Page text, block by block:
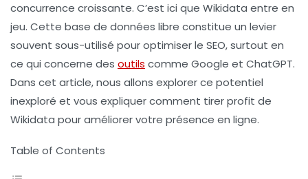
concurrence croissante. C’est ici que Wikidata entre en
jeu. Cette base de données libre constitue un levier
souvent sous-utilisé pour optimiser le SEO, surtout en
ce qui concerne des outils comme Google et ChatGPT.
Dans cet article, nous allons explorer ce potentiel
inexploré et vous expliquer comment tirer profit de
Wikidata pour améliorer votre présence en ligne.
Table of Contents